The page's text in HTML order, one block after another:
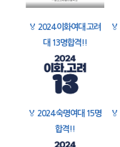
🏅 2024 이화여대 고려
대 13명합격!!
🏅
🏅 2024 숙명여대 15명
합격!!
🏅